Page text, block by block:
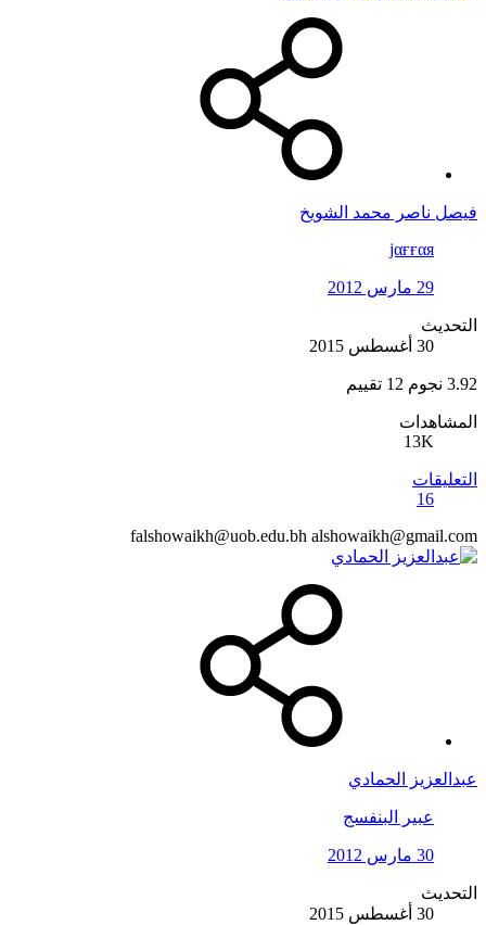
فيصل ناصر محمد الشويخ
jαғғαя
29 مارس 2012
التحديث
30 أغسطس 2015
3.92 نجوم 12 تقييم
المشاهدات
13K
التعليقات
16
falshowaikh@uob.edu.bh alshowaikh@gmail.com
عبدالعزيز الحمادي
عبير البنفسج
30 مارس 2012
التحديث
30 أغسطس 2015